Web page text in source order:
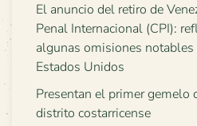
El anuncio del retiro de
Penal Internacional (CPI):
algunas omisiones
Estados Unidos
Presentan el primer gemelo
distrito costarricense